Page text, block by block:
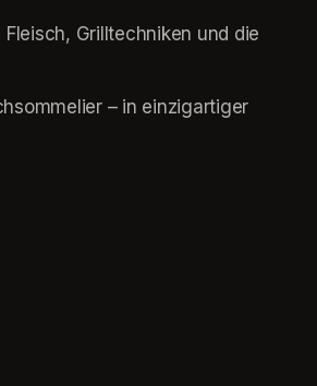
Grilltechniken und die
– in einzigartiger